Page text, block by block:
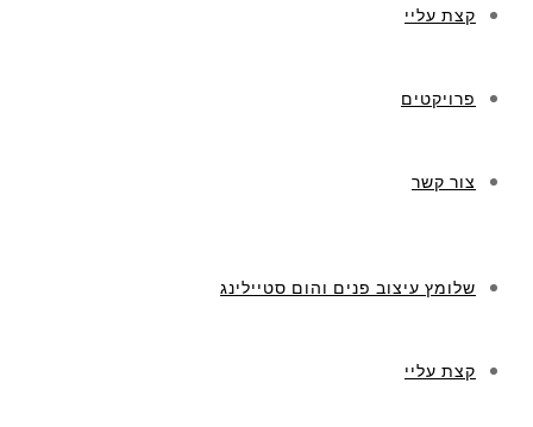
קצת עליי
פרויקטים
צור קשר
שלומץ עיצוב פנים והום סטיילינג
קצת עליי